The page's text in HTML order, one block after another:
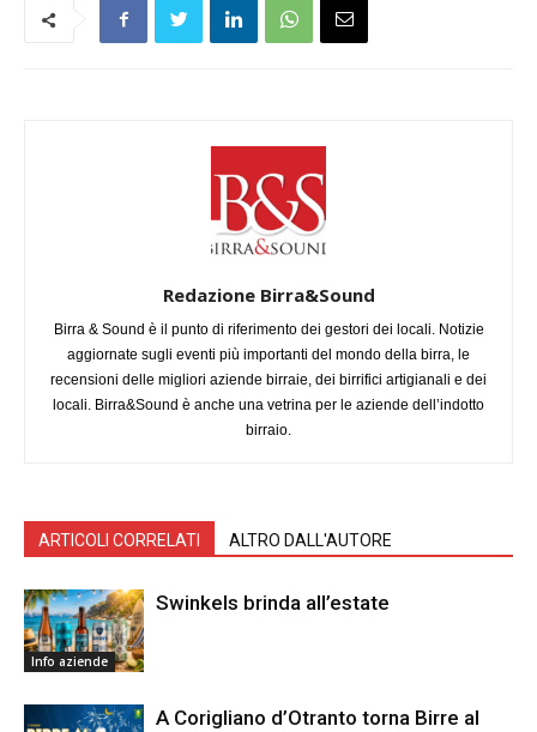
Redazione Birra&Sound
Birra & Sound è il punto di riferimento dei gestori dei locali. Notizie
aggiornate sugli eventi più importanti del mondo della birra, le
recensioni delle migliori aziende birraie, dei birrifici artigianali e dei
locali. Birra&Sound è anche una vetrina per le aziende dell’indotto
birraio.
ARTICOLI CORRELATI ALTRO DALL'AUTORE
Info aziende
Swinkels brinda all’estate
A Corigliano d’Otranto torna Birre al